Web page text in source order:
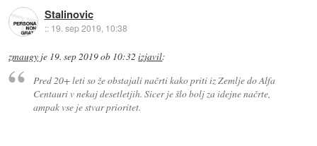
Stalinovic
:: 19. sep 2019, 10:38
zmaugy je 19. sep 2019 ob 10:32 izjavil:
Pred 20+ leti so že obstajali načrti kako priti iz Zemlje do Alfa
Centauri v nekaj desetletjih. Sicer je šlo bolj za idejne načrte,
ampak vse je stvar prioritet.